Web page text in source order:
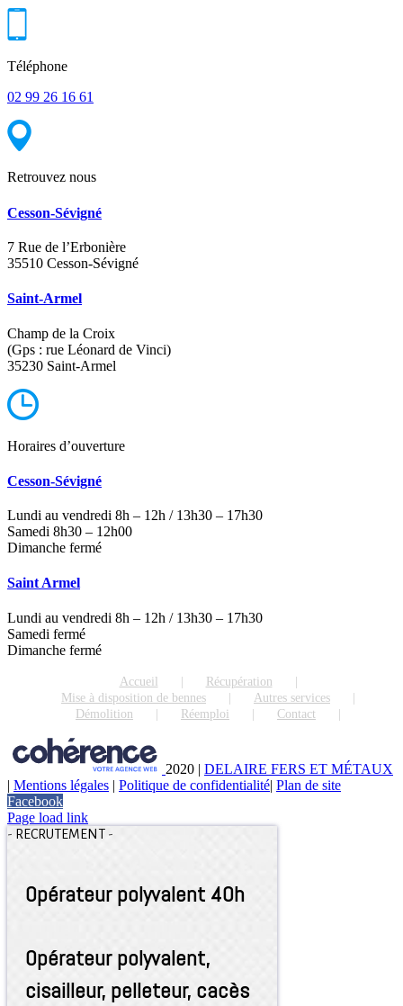
Téléphone
02 99 26 16 61
Retrouvez nous
Cesson-Sévigné
7 Rue de l’Erbonière
35510 Cesson-Sévigné
Saint-Armel
Champ de la Croix
(Gps : rue Léonard de Vinci)
35230 Saint-Armel
Horaires d’ouverture
Cesson-Sévigné
Lundi au vendredi 8h – 12h / 13h30 – 17h30
Samedi 8h30 – 12h00
Dimanche fermé
Saint Armel
Lundi au vendredi 8h – 12h / 13h30 – 17h30
Samedi fermé
Dimanche fermé
Accueil
Récupération
Mise à disposition de bennes
Autres services
Démolition
Réemploi Contact
2020 | DELAIRE FERS ET MÉTAUX
| Mentions légales | Politique de confidentialité| Plan de site
Facebook
Page load link
- RECRUTEMENT -
Opérateur polyvalent 40h
Opérateur polyvalent,
cisailleur, pelleteur, cacès